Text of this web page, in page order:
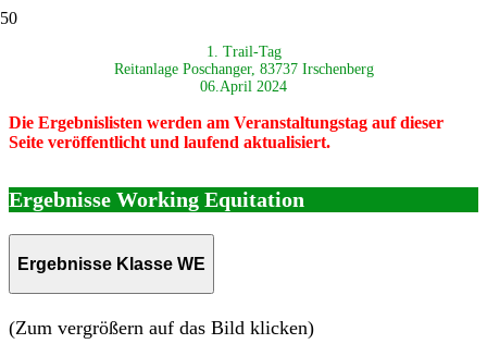
1. Trail-Tag
Reitanlage Poschanger, 83737 Irschenberg
06.April 2024
Die Ergebnislisten werden am Veranstaltungstag auf dieser
Seite veröffentlicht und laufend aktualisiert.
Ergebnisse Working Equitation
Ergebnisse Klasse WE
(Zum vergrößern auf das Bild klicken)